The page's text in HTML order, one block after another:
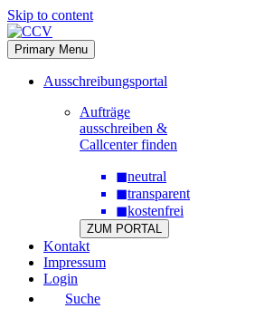
Skip to content
Primary Menu
Ausschreibungsportal
Aufträge
ausschreiben &
Callcenter finden
◼neutral
◼transparent
◼kostenfrei
ZUM PORTAL
Kontakt
Impressum
Login
Suche